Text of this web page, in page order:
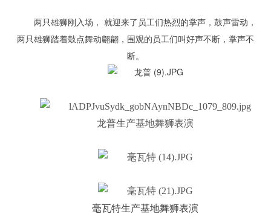
两只雄狮刚入场， 就迎来了员工们热烈的掌声，鼓声雷动，
两只雄狮踏着鼓点舞动翩翩，围观的员工们叫好声不断，掌声不
断。
龙普生产基地舞狮表演
毫瓦特生产基地舞狮表演